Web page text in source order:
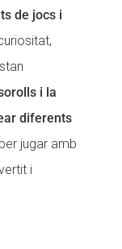
de jocs i
i la
diferents
jugar amb
i